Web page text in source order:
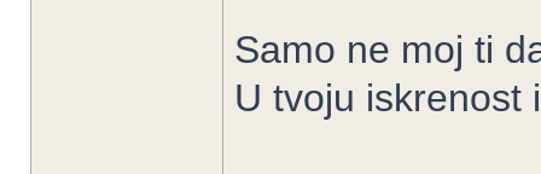
Samo ne moj ti
U tvoju iskrenost